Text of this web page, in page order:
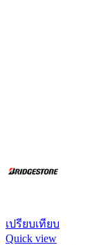
เปรียบเทียบ
Quick view